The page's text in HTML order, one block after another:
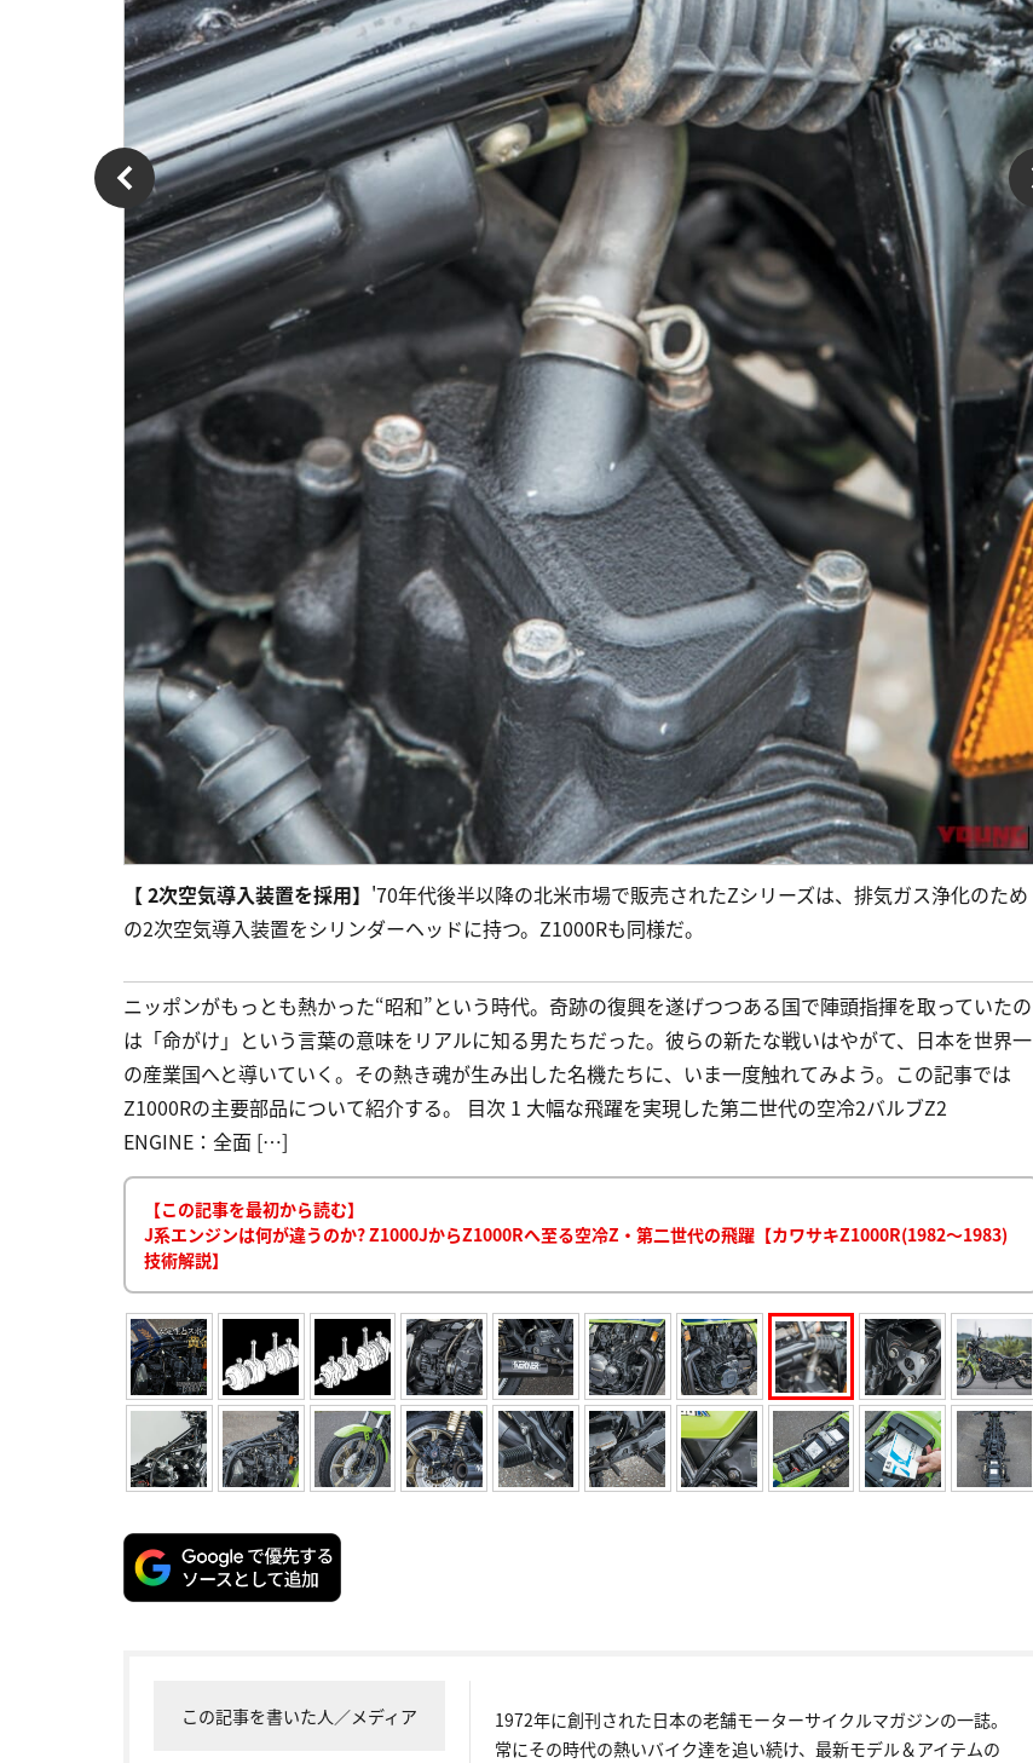
【 2次空気導入装置を採用】 '70年代後半以降の北米市場で販売されたZシリーズは、排気ガス浄化のため
の2次空気導入装置をシリンダーヘッドに持つ。Z1000Rも同様だ。
ニッポンがもっとも熱かった“昭和”という時代。奇跡の復興を遂げつつある国で陣頭指揮を取っていたの
は「命がけ」という言葉の意味をリアルに知る男たちだった。彼らの新たな戦いはやがて、日本を世界一
の産業国へと導いていく。その熱き魂が生み出した名機たちに、いま一度触れてみよう。この記事では
Z1000Rの主要部品について紹介する。 目次 1 大幅な飛躍を実現した第二世代の空冷2バルブZ2
ENGINE：全面 […]
【この記事を最初から読む】
J系エンジンは何が違うのか? Z1000JからZ1000Rへ至る空冷Z・第二世代の飛躍【カワサキZ1000R(1982～1983)
技術解説】
この記事を書いた人／メディア
1972年に創刊された日本の老舗モーターサイクルマガジンの一誌。
常にその時代の熱いバイク達を追い続け、最新モデル＆アイテムの